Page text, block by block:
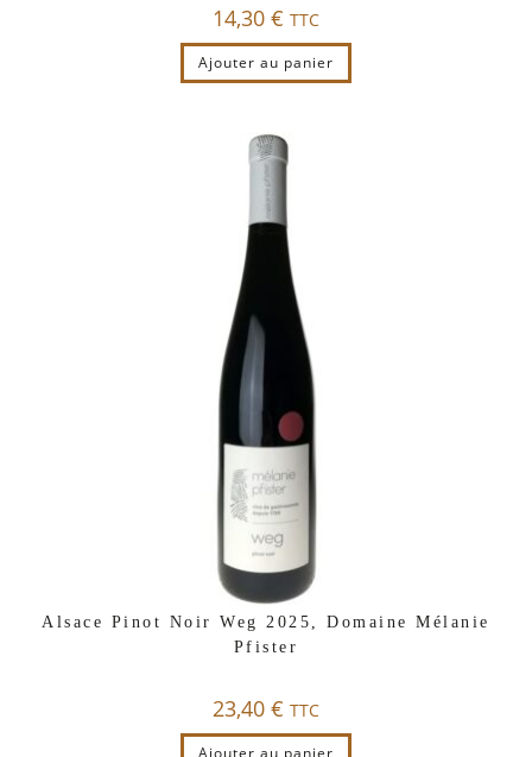
14,30 € TTC
Ajouter au panier
Alsace Pinot Noir Weg 2025, Domaine Mélanie
Pfister
23,40 € TTC
Ajouter au panier